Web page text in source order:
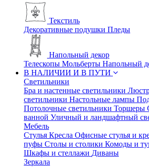
Текстиль
Декоративные подушки Пледы
Напольный декор
Телескопы Мольберты Напольный
В НАЛИЧИИ И В ПУТИ
Светильники
Бра и настенные светильники
светильники Настольные лампы
Потолочные светильники Торшеры
ванной Уличный и ландшафтный
Мебель
Стулья Кресла Офисные стулья и
пуфы Столы и столики Комоды и
Шкафы и стеллажи Диваны
Зеркала